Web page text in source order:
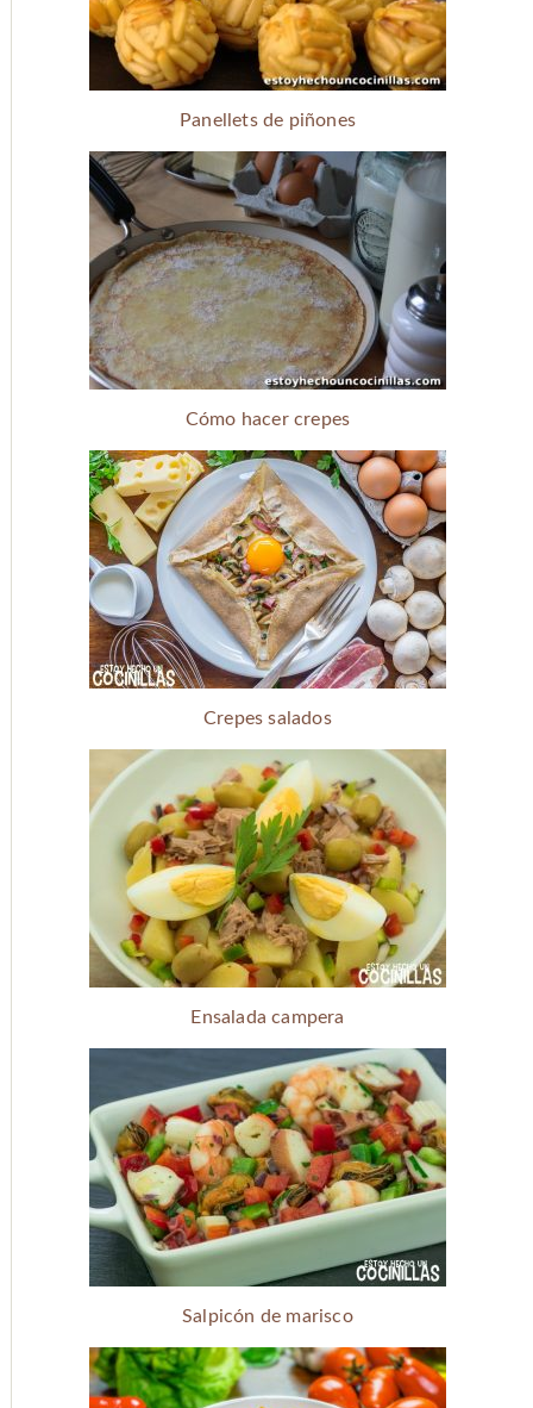
Panellets de piñones
Cómo hacer crepes
Crepes salados
Ensalada campera
Salpicón de marisco